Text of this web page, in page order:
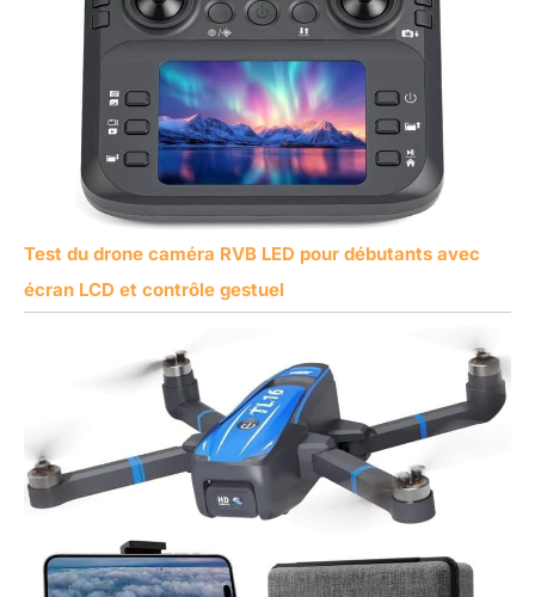
Test du drone caméra RVB LED pour débutants avec
écran LCD et contrôle gestuel